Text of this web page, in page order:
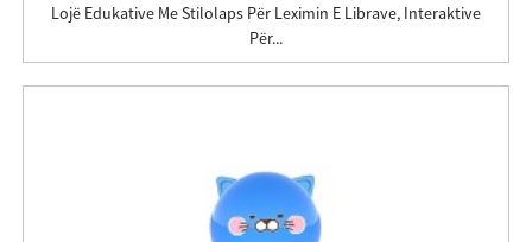
Lojë Edukative Me Stilolaps Për Leximin E Librave, Interaktive
Për...